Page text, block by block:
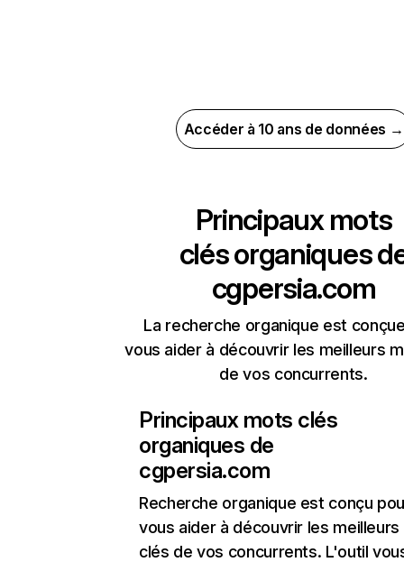
Accéder à 10 ans de données →
Principaux mots
clés organiques
cgpersia.com
La recherche organique est
vous aider à découvrir les meilleurs
de vos concurrents.
Principaux mots clés
organiques de
cgpersia.com
Recherche organique est conçu
vous aider à découvrir les
clés de vos concurrents. L'outil